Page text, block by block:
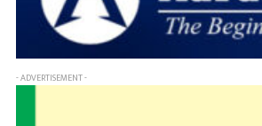
- ADVERTISEMENT -